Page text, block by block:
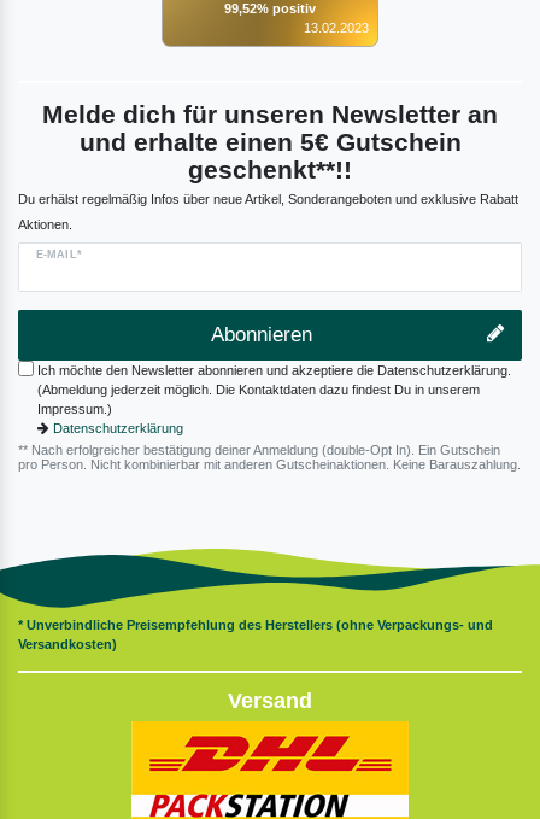
99,52% positiv
13.02.2023
Melde dich für unseren Newsletter an
und erhalte einen 5€ Gutschein
geschenkt**!!
Du erhälst regelmäßig Infos über neue Artikel, Sonderangeboten und exklusive Rabatt
Aktionen.
E-MAIL*
Abonnieren
Ich möchte den Newsletter abonnieren und akzeptiere die Datenschutzerklärung.
(Abmeldung jederzeit möglich. Die Kontaktdaten dazu findest Du in unserem
Impressum.)
Datenschutzerklärung
** Nach erfolgreicher bestätigung deiner Anmeldung (double-Opt In). Ein Gutschein
pro Person. Nicht kombinierbar mit anderen Gutscheinaktionen. Keine Barauszahlung.
* Unverbindliche Preisempfehlung des Herstellers (ohne Verpackungs- und
Versandkosten)
Versand